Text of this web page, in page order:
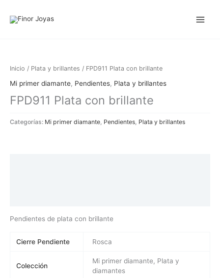
Inicio / Plata y brillantes / FPD911 Plata con brillante
Mi primer diamante, Pendientes, Plata y brillantes
FPD911 Plata con brillante
Categorías: Mi primer diamante Pendientes Plata y brillantes
Pendientes de plata con brillante
Cierre Pendiente Rosca
Colección
Mi primer diamante, Plata y
diamantes